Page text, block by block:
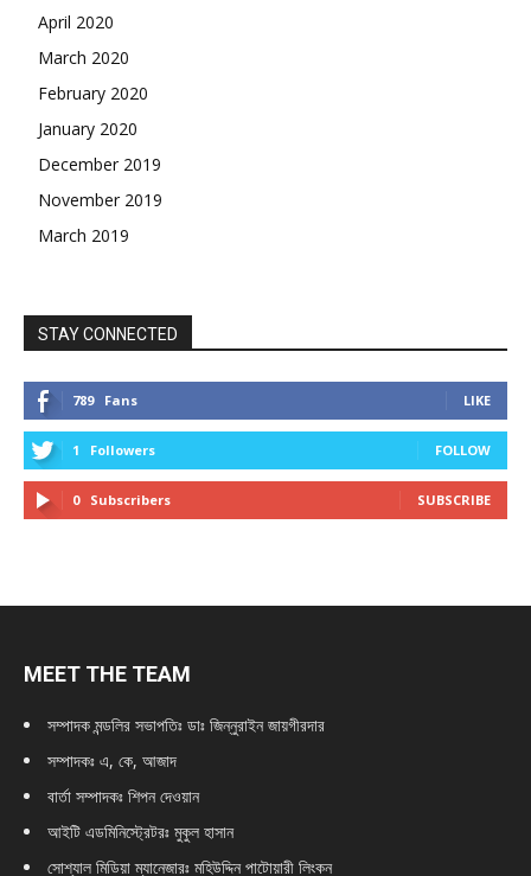
April 2020
March 2020
February 2020
January 2020
December 2019
November 2019
March 2019
STAY CONNECTED
789 Fans LIKE
1 Followers FOLLOW
0 Subscribers SUBSCRIBE
MEET THE TEAM
সম্পাদক মন্ডলির সভাপতিঃ ডাঃ জিন্নুরাইন জায়গীরদার
সম্পাদকঃ এ, কে, আজাদ
বার্তা সম্পাদকঃ শিপন দেওয়ান
আইটি এডমিনিস্ট্রেটরঃ মুকুল হাসান
সোশ্যাল মিডিয়া ম্যানেজারঃ মহিউদ্দিন পাটোয়ারী লিংকন